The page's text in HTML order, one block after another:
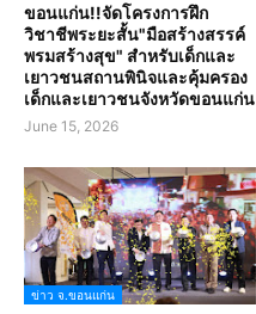
ขอนแก่น!!จัดโครงการฝึก
วิชาชีพระยะสั้น"มือสร้างสรรค์
พรมสร้างสุข" สำหรับเด็กและ
เยาวชนสถานพินิจและคุ้มครอง
เด็กและเยาวชนจังหวัดขอนแก่น
June 15, 2026
ข่าว จ.ขอนแก่น